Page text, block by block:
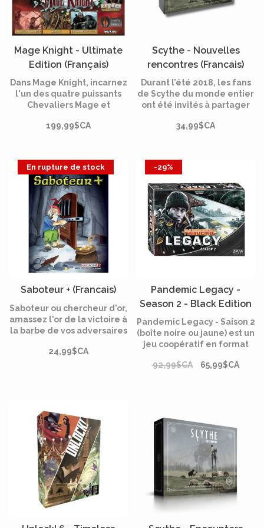
Mage Knight - Ultimate
Edition (Français)
Dans Mage Knight, incarnez
l'un des quatre puissants
Chevaliers Mage et
l'univers sous le contrôle
RPG, de deck-building et
de jeux de plateau.
199,99$CA
Scythe - Nouvelles
rencontres (Francais)
Durant l’été 2018, les fans
de Scythe du monde entier
ont été invités à partager
pour créer 32 cartes
base Scythe.
34,99$CA
En rupture de stock
Saboteur + (Francais)
Saboteur ou chercheur d'or,
amassez l'or de la victoire à
la barbe de vos adversaires
de base et son extension
24,99$CA
-29%
Pandemic Legacy -
Season 2 - Black Edition
(Anglais)*
Pandemic Legacy - Saison 2
(boîte noire ou jaune) est un
jeu coopératif en format
les joueurs forment un
92,99$CA 65,99$CA